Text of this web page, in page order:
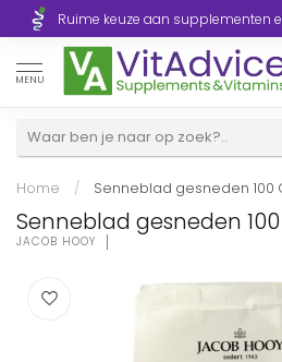
Ruime keuze aan supplementen
MENU
Home / Senneblad gesneden 100
Senneblad gesneden
JACOB HOOY